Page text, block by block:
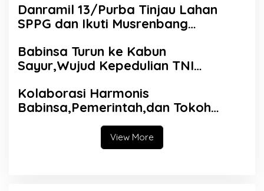
Danramil 13/Purba Tinjau Lahan
SPPG dan Ikuti Musrenbang
Babinsa Turun ke Kabun
Sayur,Wujud Kepedulian TNI
Kolaborasi Harmonis
Babinsa,Pemerintah,dan Tokoh
Dolok Batu Nanggar Perkuat Sinergi
View More